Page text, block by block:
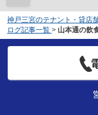
神戸三宮のテナント・貸店
ログ記事一覧 > 山本通の飲